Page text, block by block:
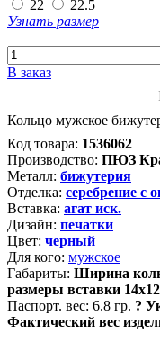
22
22.5
Узнать размер
В заказ
Кольцо мужское
Код товара: 1536062
Производство: ПЮЗ
Металл: бижутерия
Отделка: серебрение с
Вставка: агат иск.
Дизайн: печатки
Цвет: черный
Для кого: мужское
Габариты: Ширина
размеры вставки
Паспорт. вес: 6.8 гр. ?
Фактический вес